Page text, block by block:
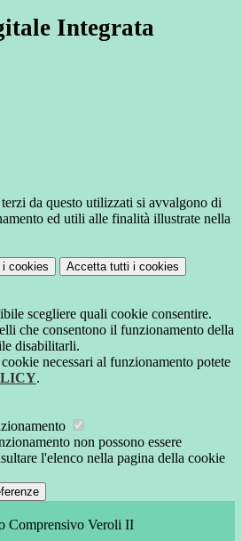
Integrata
da questo utilizzati si avvalgono di
ed utili alle finalità illustrate nella
i cookies Accetta tutti i cookies
scegliere quali cookie consentire.
che consentono il funzionamento della
disabilitarli.
necessari al funzionamento potete
.
non possono essere
l'elenco nella pagina della cookie
Comprensivo Veroli II